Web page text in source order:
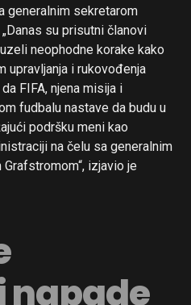
generalnim sekretarom
„Danas su prisutni članovi
neophodne korake kako
upravljanja i rukovođenja
FIFA, njena misija i
fudbalu nastave da budu u
podršku meni kao
na čelu sa generalnim
izjavio je